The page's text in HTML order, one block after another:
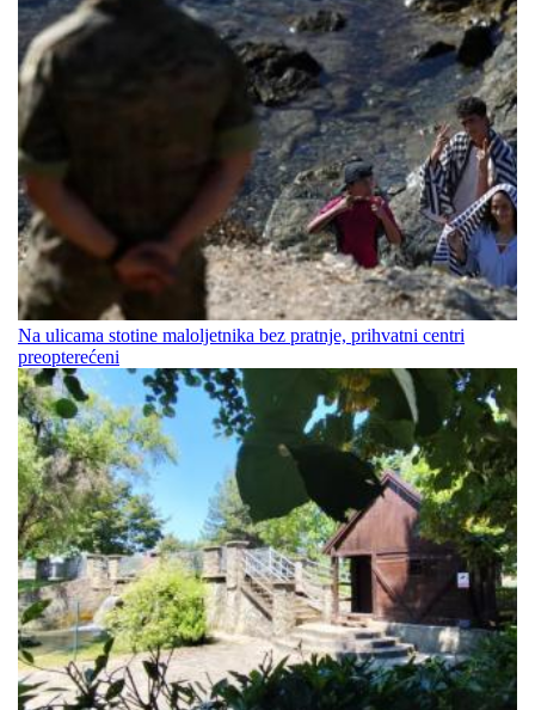
Na ulicama stotine maloljetnika bez pratnje, prihvatni centri
preopterećeni